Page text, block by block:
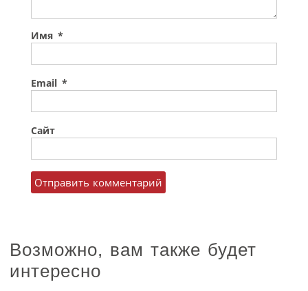
Имя *
Email *
Сайт
Возможно, вам также будет
интересно